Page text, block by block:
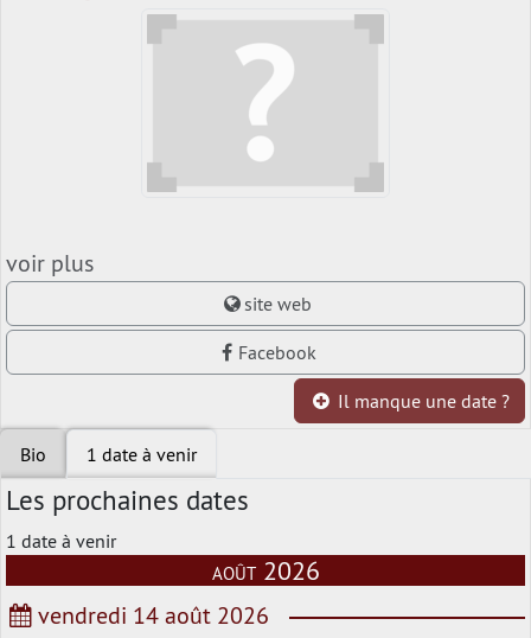
voir plus
site web
Facebook
Il manque une date ?
Bio 1 date à venir
Les prochaines dates
1 date à venir
août 2026
vendredi 14 août 2026